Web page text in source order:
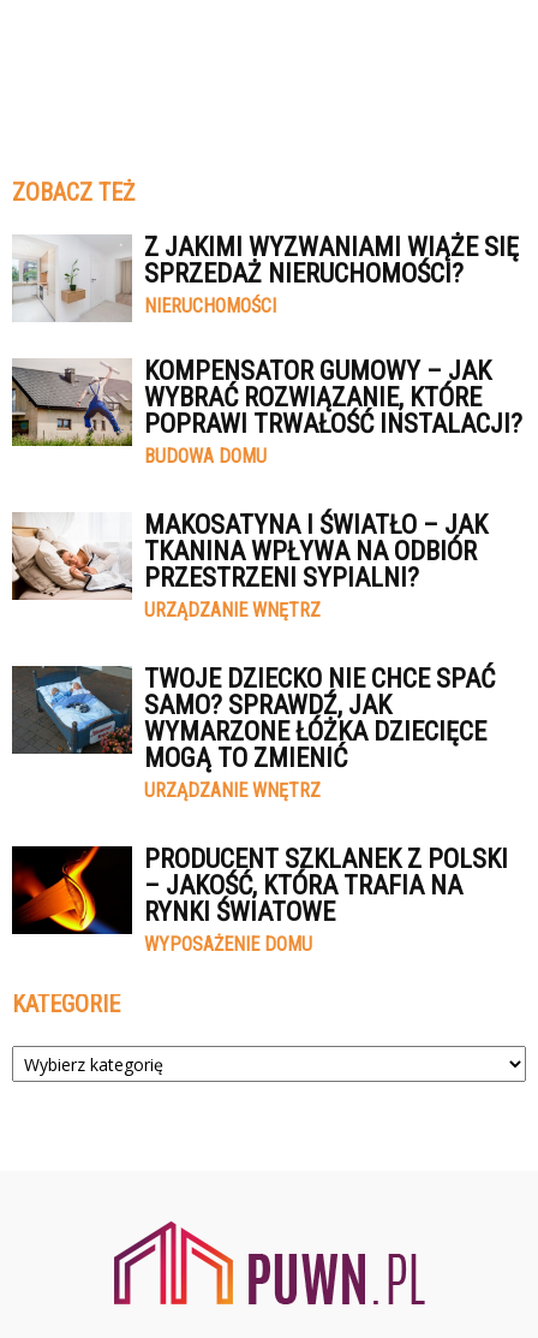
ZOBACZ TEŻ
Z JAKIMI WYZWANIAMI WIĄŻE SIĘ
SPRZEDAŻ NIERUCHOMOŚCI?
NIERUCHOMOŚCI
KOMPENSATOR GUMOWY – JAK
WYBRAĆ ROZWIĄZANIE, KTÓRE
POPRAWI TRWAŁOŚĆ INSTALACJI?
BUDOWA DOMU
MAKOSATYNA I ŚWIATŁO – JAK
TKANINA WPŁYWA NA ODBIÓR
PRZESTRZENI SYPIALNI?
URZĄDZANIE WNĘTRZ
TWOJE DZIECKO NIE CHCE SPAĆ
SAMO? SPRAWDŹ, JAK
WYMARZONE ŁÓŻKA DZIECIĘCE
MOGĄ TO ZMIENIĆ
URZĄDZANIE WNĘTRZ
PRODUCENT SZKLANEK Z POLSKI
– JAKOŚĆ, KTÓRA TRAFIA NA
RYNKI ŚWIATOWE
WYPOSAŻENIE DOMU
KATEGORIE
Kategorie